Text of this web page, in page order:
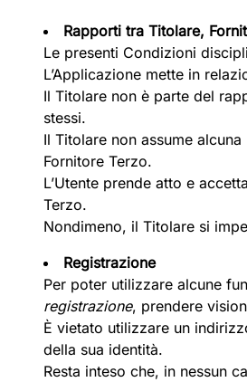
Rapporti tra Titolare,
Le presenti Condizioni
L’Applicazione mette in
Il Titolare non è parte del
stessi.
Il Titolare non assume
Fornitore Terzo.
L’Utente prende atto e
Terzo.
Nondimeno, il Titolare si
Registrazione
Per poter utilizzare alcune
registrazione, prendere
È vietato utilizzare un
della sua identità.
Resta inteso che, in nessun